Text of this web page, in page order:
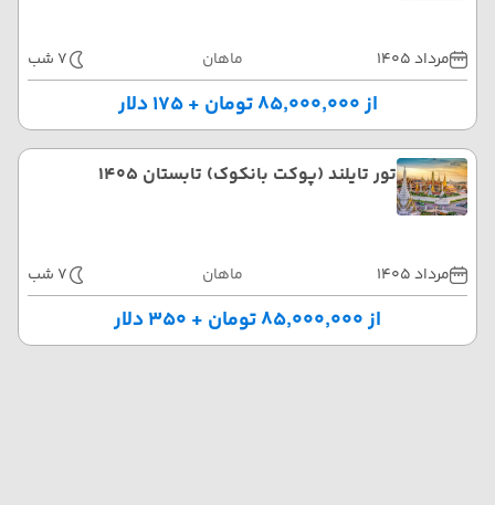
مرداد 1405 ماهان 7 شب
از ۸۵٬۰۰۰٬۰۰۰ تومان + ۱۷۵ دلار
تور تایلند (پوکت بانکوک) تابستان 1405
مرداد 1405 ماهان 7 شب
از ۸۵٬۰۰۰٬۰۰۰ تومان + ۳۵۰ دلار